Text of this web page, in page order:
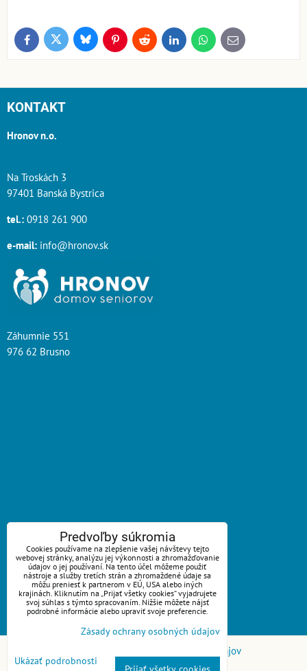
FacebookTwitter BlueskyPinterestReddit LinkedInWhatsApp
E-
mail
KONTAKT
Hronov n.o.
Na Troskách 3
97401 Banská Bystrica
tel.: 0918 261 900
e-mail: info@hronov.sk
Záhumnie 551
976 62 Brusno
ZAVOLÁME VÁM SPÄŤ
Váš telefón:*
Zásady ochrany osobných údajov
Predvoľby súkromia
Cookies používame na zlepšenie vašej návštevy tejto
webovej stránky, analýzu jej výkonnosti a zhromažďovanie
údajov o jej používaní. Na tento účel môžeme použiť
nástroje a služby tretích strán a zhromaždené údaje sa
môžu preniesť k partnerom v EÚ, USA alebo iných
krajinách. Kliknutím na „Prijať všetky cookies“ vyjadrujete
svoj súhlas s týmto spracovaním. Nižšie môžete nájsť
podrobné informácie alebo upraviť svoje preferencie.
Zásady ochrany osobných údajov
Ukázať podrobnosti